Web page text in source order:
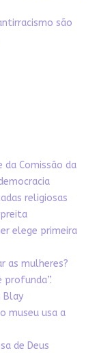
são
da Comissão da
religiosas
elege primeira
as mulheres?
profunda”.
Blay
museu usa a
de Deus